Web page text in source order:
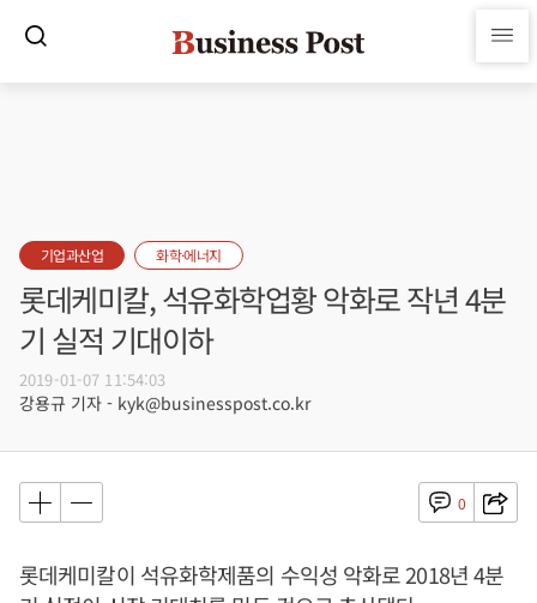
기업과산업 화학·에너지
롯데케미칼, 석유화학업황 악화로 작년 4분
기 실적 기대이하
2019-01-07 11:54:03
강용규 기자 - kyk@businesspost.co.kr
0
롯데케미칼이 석유화학제품의 수익성 악화로 2018년 4분